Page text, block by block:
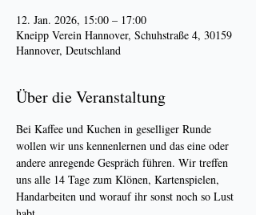
12. Jan. 2026, 15:00 – 17:00
Kneipp Verein Hannover, Schuhstraße 4, 30159
Hannover, Deutschland
Über die Veranstaltung
Bei Kaffee und Kuchen in geselliger Runde
wollen wir uns kennenlernen und das eine oder
andere anregende Gespräch führen. Wir treffen
uns alle 14 Tage zum Klönen, Kartenspielen,
Handarbeiten und worauf ihr sonst noch so Lust